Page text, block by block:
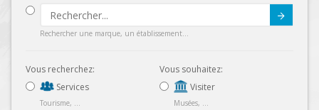
Rechercher une marque, un établissement...
Vous recherchez:
Services
Tourisme, ...
Vous souhaitez:
Visiter
Musées, ...